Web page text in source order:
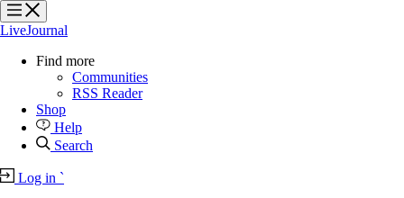
?
?
?
?
LiveJournal
Find more
Communities
RSS Reader
Shop
Help
Search
Log in `